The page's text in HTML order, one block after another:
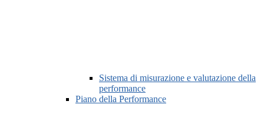
Sistema di misurazione e valutazione della
performance
Piano della Performance